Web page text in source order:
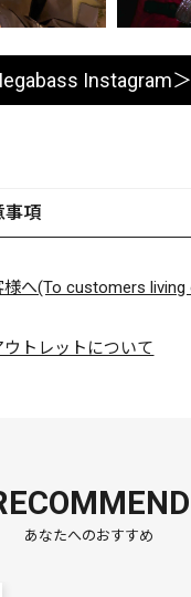
Instagram
事項
へ(To customers
トレットについて
あなたへのおすすめ